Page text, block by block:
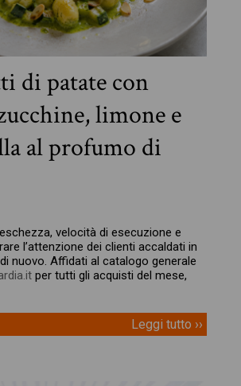
di patate con
limone e
al profumo di
velocità di esecuzione e
l’attenzione dei clienti accaldati in
nuovo. Affidati al catalogo generale
per tutti gli acquisti del mese,
Leggi tutto ››